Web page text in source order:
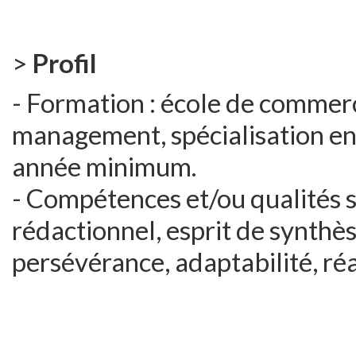
> Profil
- Formation : école de
management, spécialisation
année minimum.
- Compétences et/ou qualités
rédactionnel, esprit de
persévérance, adaptabilité,